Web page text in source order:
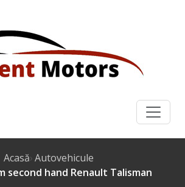
Acasă Autovehicule
second hand Renault Talisman